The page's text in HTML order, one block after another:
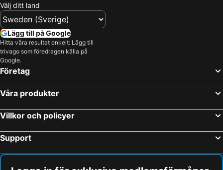
Välj ditt land
Lägg till på Google
Hitta våra resultat enkelt: Lägg till
trivago som föredragen källa på
Google.
Företag
Våra produkter
Villkor och policyer
Support